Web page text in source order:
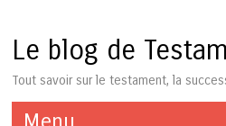
Le blog de
Tout savoir sur le testament, la